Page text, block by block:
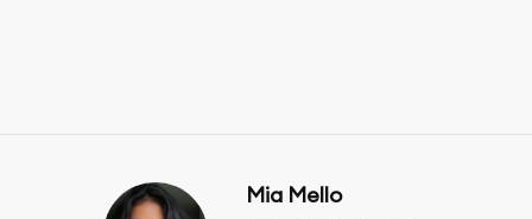
Mia Mello